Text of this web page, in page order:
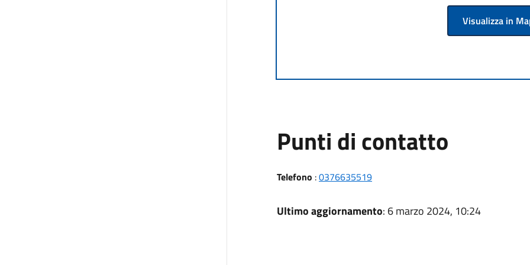
Visualizza in
Punti di contatto
Telefono :0376635519
Ultimo aggiornamento: 6 marzo 2024, 10:24